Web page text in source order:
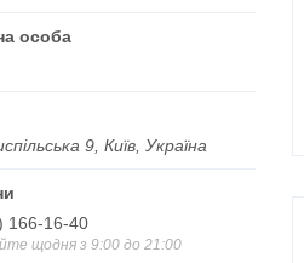
9, Київ, Україна
166-16-40
щодня з 9:00 до 21:00